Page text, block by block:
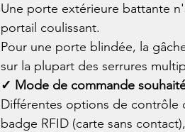
Une porte extérieure battante
portail coulissant.
Pour une porte blindée, la
sur la plupart des serrures
✓ Mode de commande
Différentes options de contrôle
badge RFID (carte sans